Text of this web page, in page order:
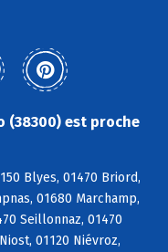
(38300) est proche
Blyes, 01470 Briord,
01680 Marchamp,
Seillonnaz, 01470
01120 Niévroz,